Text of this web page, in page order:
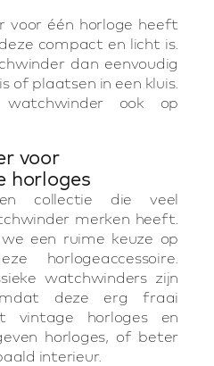
voor één horloge heeft
compact en licht is.
dan eenvoudig
of plaatsen in een kluis.
ook op
voor
horloges
collectie die veel
merken heeft.
een ruime keuze op
horlogeaccessoire.
watchwinders zijn
deze erg fraai
vintage horloges en
horloges, of beter
interieur.